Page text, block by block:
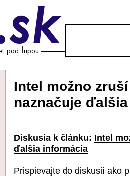
Intel možno
naznačuje
Diskusia k článku: Intel
ďalšia informácia
Prispievajte do diskusií ako